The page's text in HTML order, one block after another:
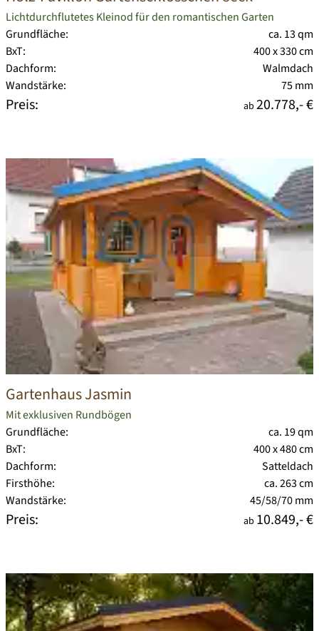
Lichtdurchflutetes Kleinod für den romantischen Garten
Grundfläche:
ca. 13 qm
BxT:
400 x 330 cm
Dachform:
Walmdach
Wandstärke:
75 mm
Preis: ab 20.778,- €
Gartenhaus Jasmin
Mit exklusiven Rundbögen
Grundfläche:
ca. 19 qm
BxT:
400 x 480 cm
Dachform:
Satteldach
Firsthöhe:
ca. 263 cm
Wandstärke:
45/58/70 mm
Preis: ab 10.849,- €